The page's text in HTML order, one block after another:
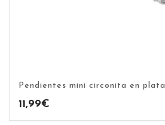
Pendientes mini circonita en plata
11,99€